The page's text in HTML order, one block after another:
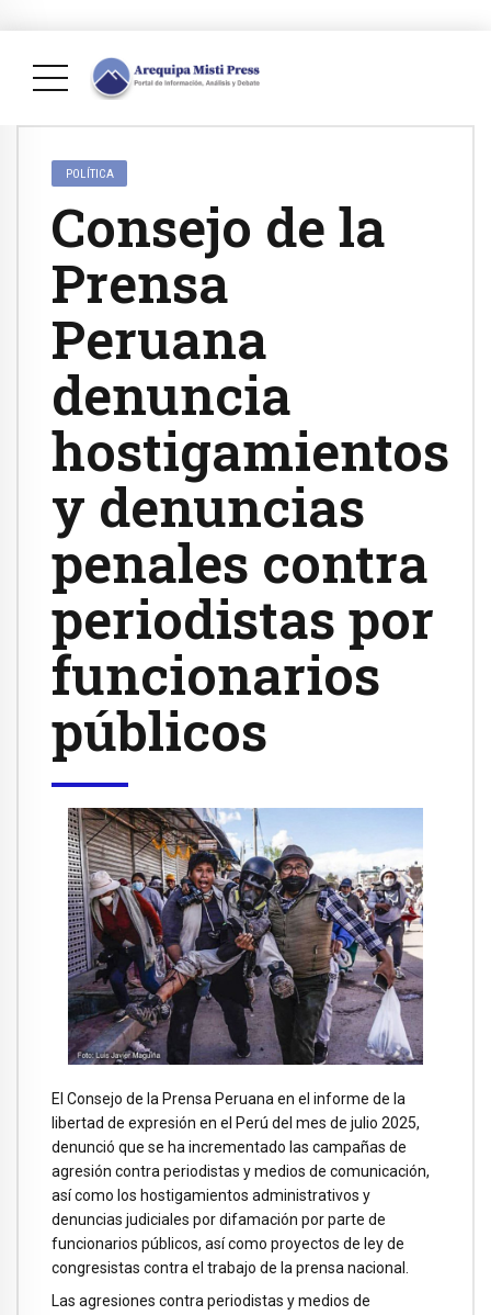
POLÍTICA
Consejo de la
Prensa
Peruana
denuncia
hostigamientos
y denuncias
penales contra
periodistas por
funcionarios
públicos
El Consejo de la Prensa Peruana en el informe de la
libertad de expresión en el Perú del mes de julio 2025,
denunció que se ha incrementado las campañas de
agresión contra periodistas y medios de comunicación,
así como los hostigamientos administrativos y
denuncias judiciales por difamación por parte de
funcionarios públicos, así como proyectos de ley de
congresistas contra el trabajo de la prensa nacional.
Las agresiones contra periodistas y medios de